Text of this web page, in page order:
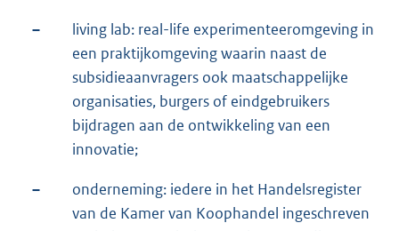
–
living lab: real-life experimenteeromgeving in
een praktijkomgeving waarin naast de
subsidieaanvragers ook maatschappelijke
organisaties, burgers of eindgebruikers
bijdragen aan de ontwikkeling van een
innovatie;
–
onderneming: iedere in het Handelsregister
van de Kamer van Koophandel ingeschreven